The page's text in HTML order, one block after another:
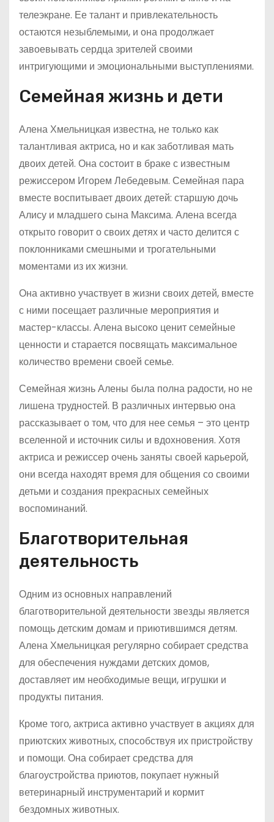
телеэкране. Ее талант и привлекательность
остаются незыблемыми, и она продолжает
завоевывать сердца зрителей своими
интригующими и эмоциональными выступлениями.
Семейная жизнь и дети
Алена Хмельницкая известна, не только как
талантливая актриса, но и как заботливая мать
двоих детей. Она состоит в браке с известным
режиссером Игорем Лебедевым. Семейная пара
вместе воспитывает двоих детей: старшую дочь
Алису и младшего сына Максима. Алена всегда
открыто говорит о своих детях и часто делится с
поклонниками смешными и трогательными
моментами из их жизни.
Она активно участвует в жизни своих детей, вместе
с ними посещает различные мероприятия и
мастер-классы. Алена высоко ценит семейные
ценности и старается посвящать максимальное
количество времени своей семье.
Семейная жизнь Алены была полна радости, но не
лишена трудностей. В различных интервью она
рассказывает о том, что для нее семья – это центр
вселенной и источник силы и вдохновения. Хотя
актриса и режиссер очень заняты своей карьерой,
они всегда находят время для общения со своими
детьми и создания прекрасных семейных
воспоминаний.
Благотворительная
деятельность
Одним из основных направлений
благотворительной деятельности звезды является
помощь детским домам и приютившимся детям.
Алена Хмельницкая регулярно собирает средства
для обеспечения нуждами детских домов,
доставляет им необходимые вещи, игрушки и
продукты питания.
Кроме того, актриса активно участвует в акциях для
приютских животных, способствуя их пристройству
и помощи. Она собирает средства для
благоустройства приютов, покупает нужный
ветеринарный инструментарий и кормит
бездомных животных.